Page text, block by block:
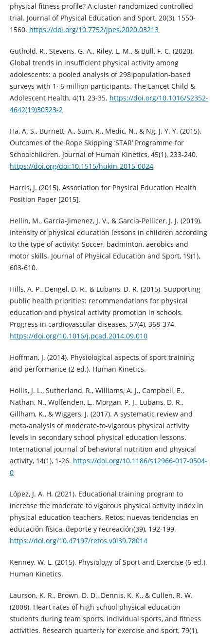
physical fitness profile? A cluster-randomized controlled
trial. Journal of Physical Education and Sport, 20(3), 1550-
1560. https://doi.org/10.7752/jpes.2020.03213
Guthold, R., Stevens, G. A., Riley, L. M., & Bull, F. C. (2020).
Global trends in insufficient physical activity among
adolescents: a pooled analysis of 298 population-based
surveys with 1· 6 million participants. The Lancet Child &
Adolescent Health, 4(1), 23-35. https://doi.org/10.1016/S2352-
4642(19)30323-2
Ha, A. S., Burnett, A., Sum, R., Medic, N., & Ng, J. Y. Y. (2015).
Outcomes of the Rope Skipping ‘STAR’ Programme for
Schoolchildren. Journal of Human Kinetics, 45(1), 233-240.
https://doi.org/doi:10.1515/hukin-2015-0024
Harris, J. (2015). Association for Physical Education Health
Position Paper [2015].
Hellin, M., Garcia-Jimenez, J. V., & Garcia-Pellicer, J. J. (2019).
Intensity of physical education lessons in children according
to the type of activity: Soccer, badminton, aerobics and
motor skills. Journal of Physical Education and Sport, 19(1),
603-610.
Hills, A. P., Dengel, D. R., & Lubans, D. R. (2015). Supporting
public health priorities: recommendations for physical
education and physical activity promotion in schools.
Progress in cardiovascular diseases, 57(4), 368-374.
https://doi.org/10.1016/j.pcad.2014.09.010
Hoffman, J. (2014). Physiological aspects of sport training
and performance (2 ed.). Human Kinetics.
Hollis, J. L., Sutherland, R., Williams, A. J., Campbell, E.,
Nathan, N., Wolfenden, L., Morgan, P. J., Lubans, D. R.,
Gillham, K., & Wiggers, J. (2017). A systematic review and
meta-analysis of moderate-to-vigorous physical activity
levels in secondary school physical education lessons.
International journal of behavioral nutrition and physical
activity, 14(1), 1-26. https://doi.org/10.1186/s12966-017-0504-
0
López, J. A. H. (2021). Educational training program to
increase the moderate to vigorous physical activity index in
physical education teachers. Retos: nuevas tendencias en
educación física, deporte y recreación(39), 192-199.
https://doi.org/10.47197/retos.v0i39.78014
Kenney, W. L. (2015). Physiology of Sport and Exercise (6 ed.).
Human Kinetics.
Laurson, K. R., Brown, D. D., Dennis, K. K., & Cullen, R. W.
(2008). Heart rates of high school physical education
students during team sports, individual sports, and fitness
activities. Research quarterly for exercise and sport, 79(1),